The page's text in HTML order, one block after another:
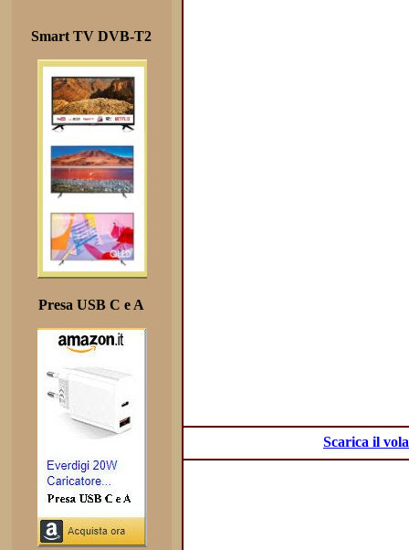
Scarica il
Smart TV DVB-T2
Presa USB C e A